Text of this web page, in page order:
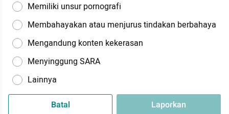
Memiliki unsur pornografi
Membahayakan atau menjurus tindakan berbahaya
Mengandung konten kekerasan
Menyinggung SARA
Lainnya
Batal Laporkan